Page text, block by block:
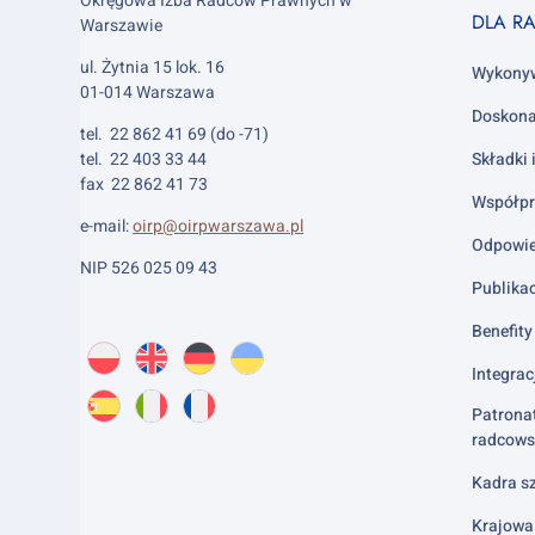
Warszawie
ul. Żytnia 15 lok. 16
01-014 Warszawa
tel. 22 862 41 69 (do -71)
tel. 22 403 33 44
fax 22 862 41 73
e-mail:oirp@oirpwarszawa.pl
NIP 526 025 09 43
Wybierz
język:
PL
O
nas
EN
About
us
DE
About
us
UK
About
ES
AboutIT
AboutFR
About
Footer
2
DLA
Składki
Kadra